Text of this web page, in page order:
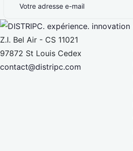
Z.I. Bel Air - CS 11021
97872 St Louis Cedex
contact@distripc.com